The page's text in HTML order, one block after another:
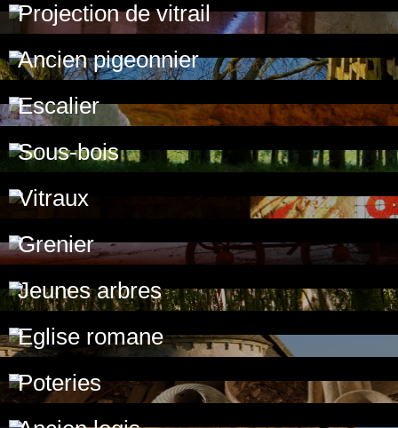
Projection de vitrail
Ancien pigeonnier
Escalier
Sous-bois
Vitraux
Grenier
Jeunes arbres
Eglise romane
Poteries